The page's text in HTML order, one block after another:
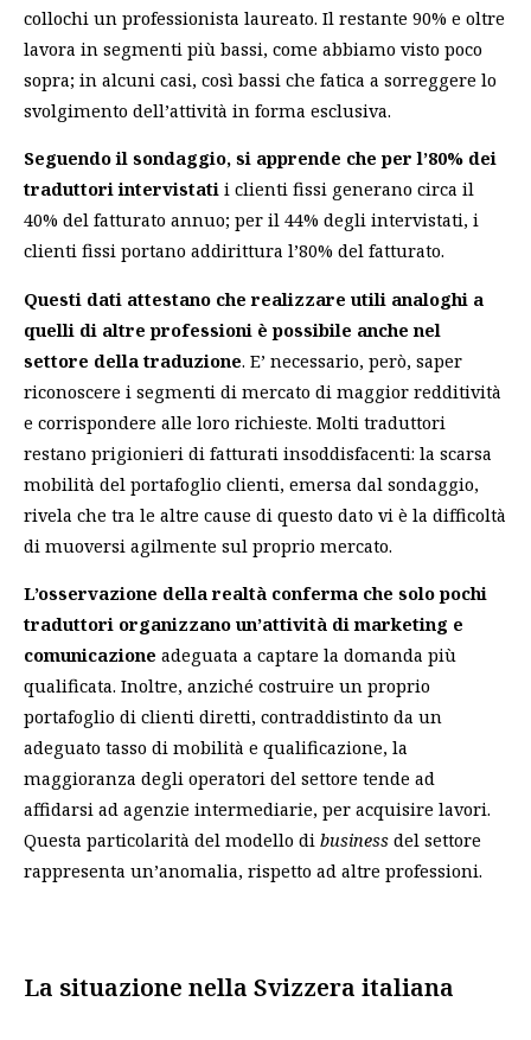
collochi un professionista laureato. Il restante 90% e oltre
lavora in segmenti più bassi, come abbiamo visto poco
sopra; in alcuni casi, così bassi che fatica a sorreggere lo
svolgimento dell’attività in forma esclusiva.
Seguendo il sondaggio, si apprende che per l’80% dei
traduttori intervistati i clienti fissi generano circa il
40% del fatturato annuo; per il 44% degli intervistati, i
clienti fissi portano addirittura l’80% del fatturato.
Questi dati attestano che realizzare utili analoghi a
quelli di altre professioni è possibile anche nel
settore della traduzione. E’ necessario, però, saper
riconoscere i segmenti di mercato di maggior redditività
e corrispondere alle loro richieste. Molti traduttori
restano prigionieri di fatturati insoddisfacenti: la scarsa
mobilità del portafoglio clienti, emersa dal sondaggio,
rivela che tra le altre cause di questo dato vi è la difficoltà
di muoversi agilmente sul proprio mercato.
L’osservazione della realtà conferma che solo pochi
traduttori organizzano un’attività di marketing e
comunicazione adeguata a captare la domanda più
qualificata. Inoltre, anziché costruire un proprio
portafoglio di clienti diretti, contraddistinto da un
adeguato tasso di mobilità e qualificazione, la
maggioranza degli operatori del settore tende ad
affidarsi ad agenzie intermediarie, per acquisire lavori.
Questa particolarità del modello di business del settore
rappresenta un’anomalia, rispetto ad altre professioni.
La situazione nella Svizzera italiana